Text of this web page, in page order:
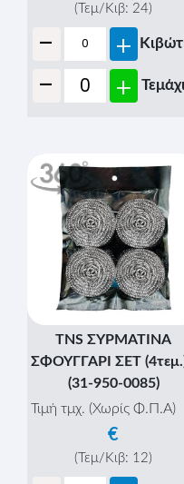
(Τεμ/Κιβ: 24)
- +
- +
TNS ΣΥΡΜΑΤΙΝΑ
ΣΦΟΥΓΓΑΡΙ ΣΕΤ
(31-950-0085)
Τιμή τμχ. (Χωρίς Φ.Π.Α)
€
(Τεμ/Κιβ: 12)